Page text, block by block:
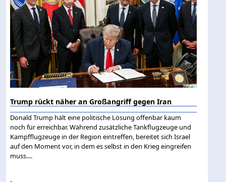
Trump rückt näher an Großangriff gegen Iran
Donald Trump hält eine politische Lösung offenbar kaum
noch für erreichbar. Während zusätzliche Tankflugzeuge und
Kampfflugzeuge in der Region eintreffen, bereitet sich Israel
auf den Moment vor, in dem es selbst in den Krieg eingreifen
muss....